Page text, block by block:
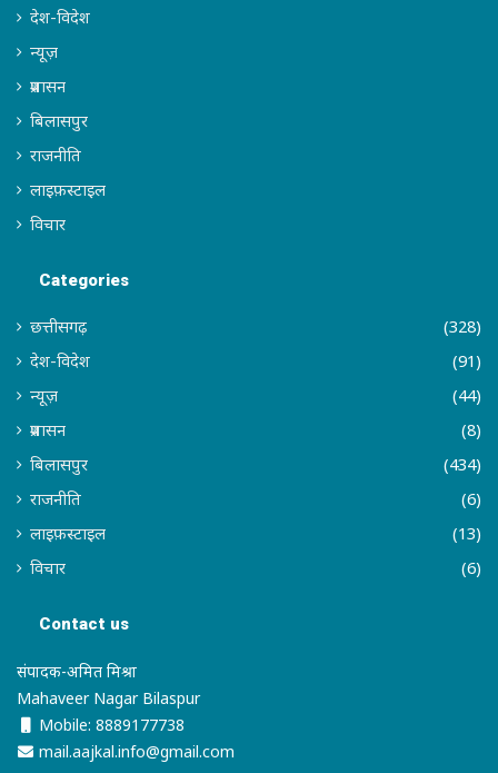
देश-विदेश
न्यूज़
प्रशासन
बिलासपुर
राजनीति
लाइफ़स्टाइल
विचार
Categories
छत्तीसगढ़
(328)
देश-विदेश
(91)
न्यूज़
(44)
प्रशासन
(8)
बिलासपुर
(434)
राजनीति
(6)
लाइफ़स्टाइल
(13)
विचार
(6)
Contact us
संपादक-अमित मिश्रा
Mahaveer Nagar Bilaspur
Mobile: 8889177738
mail.aajkal.info@gmail.com